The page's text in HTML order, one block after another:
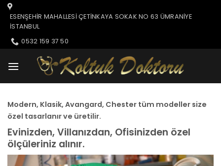
İçeriğe
atlaESENŞEHIR MAHALLESI ÇETINKAYA SOKAK NO 63 ÜMRANIYE
İSTANBUL
0532 159 37 50
Modern, Klasik, Avangard, Chester tüm modeller size
özel tasarlanır ve üretilir.
Evinizden, Villanızdan, Ofisinizden özel
ölçüleriniz alınır.